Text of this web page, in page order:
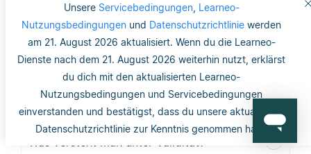
Unsere Servicebedingungen, Learneo-
Nutzungsbedingungen und Datenschutzrichtlinie werden
am 21. August 2026 aktualisiert. Wenn du die Learneo-
Dienste nach dem 21. August 2026 weiterhin nutzt, erklärst
du dich mit den aktualisierten Learneo-
Nutzungsbedingungen und Servicebedingungen
einverstanden und bestätigst, dass du unsere aktualisierte
Datenschutzrichtlinie zur Kenntnis genommen hast.
Was bedeutet induktiv?
Was bedeutet deduktiv?
Was ist Validität?
Was ist interne Validität?
Was versteht man unter Validität?